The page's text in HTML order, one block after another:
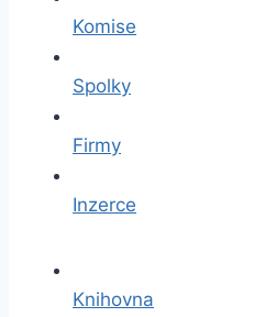
Komise
Spolky
Firmy
Inzerce
Knihovna